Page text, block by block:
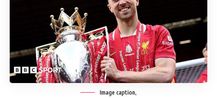
Image caption,